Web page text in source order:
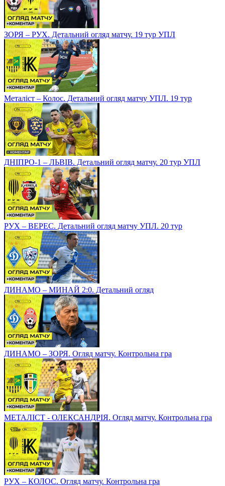
ЗОРЯ – РУХ. Детальний огляд матчу. 19 тур УПЛ
Металіст – Колос. Детальний огляд матчу УПЛ. 19 тур
ДНІПРО-1 – ЛЬВІВ. Детальний огляд матчу. 20 тур УПЛ
РУХ – ВЕРЕС. Детальний огляд матчу УПЛ. 20 тур
ДИНАМО – МИНАЙ 2:0. Детальний огляд
ДИНАМО – ЗОРЯ. Огляд матчу. Контрольна гра
МЕТАЛІСТ - ОЛЕКСАНДРІЯ. Огляд матчу. Контрольна гра
РУХ – КОЛОС. Огляд матчу. Контрольна гра